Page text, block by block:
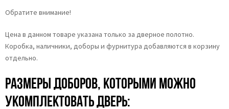
Обратите внимание!
Цена в данном товаре указана только за дверное полотно.
Коробка, наличники, доборы и фурнитура добавляются в корзину
отдельно.
Размеры доборов, которыми можно
укомплектовать дверь: